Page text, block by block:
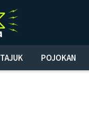
TAJUK POJOKAN